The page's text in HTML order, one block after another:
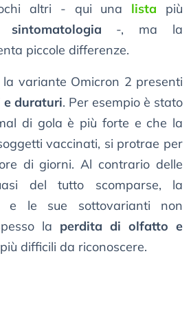
altri - qui una lista più
sintomatologia -, ma la
piccole differenze.
variante Omicron 2 presenti
e duraturi. Per esempio è stato
di gola è più forte e che la
vaccinati, si protrae per
di giorni. Al contrario delle
del tutto scomparse, la
e le sue sottovarianti non
la perdita di olfatto e
difficili da riconoscere.